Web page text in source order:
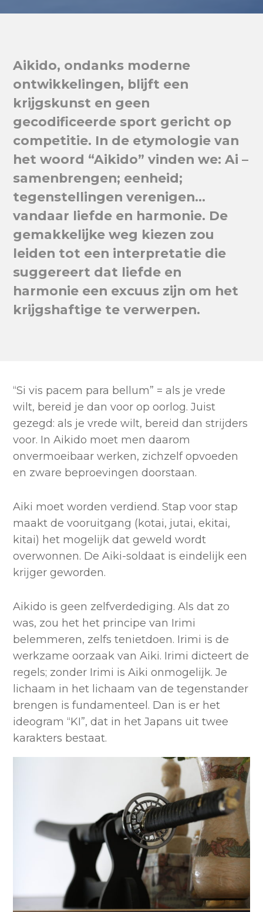
Aikido, ondanks moderne
ontwikkelingen, blijft een
krijgskunst en geen
gecodificeerde sport gericht op
competitie. In de etymologie van
het woord “Aikido” vinden we: Ai –
samenbrengen; eenheid;
tegenstellingen verenigen…
vandaar liefde en harmonie. De
gemakkelijke weg kiezen zou
leiden tot een interpretatie die
suggereert dat liefde en
harmonie een excuus zijn om het
krijgshaftige te verwerpen.
“Si vis pacem para bellum” = als je vrede
wilt, bereid je dan voor op oorlog. Juist
gezegd: als je vrede wilt, bereid dan strijders
voor. In Aikido moet men daarom
onvermoeibaar werken, zichzelf opvoeden
en zware beproevingen doorstaan.
Aiki moet worden verdiend. Stap voor stap
maakt de vooruitgang (kotai, jutai, ekitai,
kitai) het mogelijk dat geweld wordt
overwonnen. De Aiki-soldaat is eindelijk een
krijger geworden.
Aikido is geen zelfverdediging. Als dat zo
was, zou het het principe van Irimi
belemmeren, zelfs tenietdoen. Irimi is de
werkzame oorzaak van Aiki. Irimi dicteert de
regels; zonder Irimi is Aiki onmogelijk. Je
lichaam in het lichaam van de tegenstander
brengen is fundamenteel. Dan is er het
ideogram “KI”, dat in het Japans uit twee
karakters bestaat.